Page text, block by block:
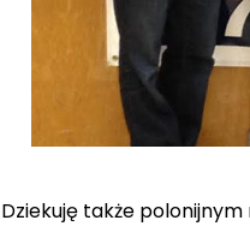
Dziekuję także